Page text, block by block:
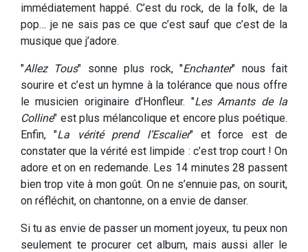
immédiatement happé. C’est du rock, de la folk, de la
pop… je ne sais pas ce que c’est sauf que c’est de la
musique que j’adore.
"Allez Tous" sonne plus rock, "Enchanter" nous fait
sourire et c’est un hymne à la tolérance que nous offre
le musicien originaire d’Honfleur. "Les Amants de la
Colline" est plus mélancolique et encore plus poétique.
Enfin, "La vérité prend l’Escalier" et force est de
constater que la vérité est limpide : c’est trop court ! On
adore et on en redemande. Les 14 minutes 28 passent
bien trop vite à mon goût. On ne s’ennuie pas, on sourit,
on réfléchit, on chantonne, on a envie de danser.
Si tu as envie de passer un moment joyeux, tu peux non
seulement te procurer cet album, mais aussi aller le